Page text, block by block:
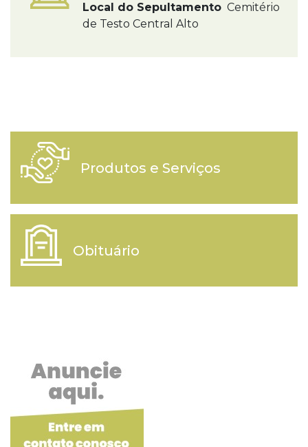
Local do Sepultamento Cemitério
de Testo Central Alto
Produtos e Serviços
Obituário